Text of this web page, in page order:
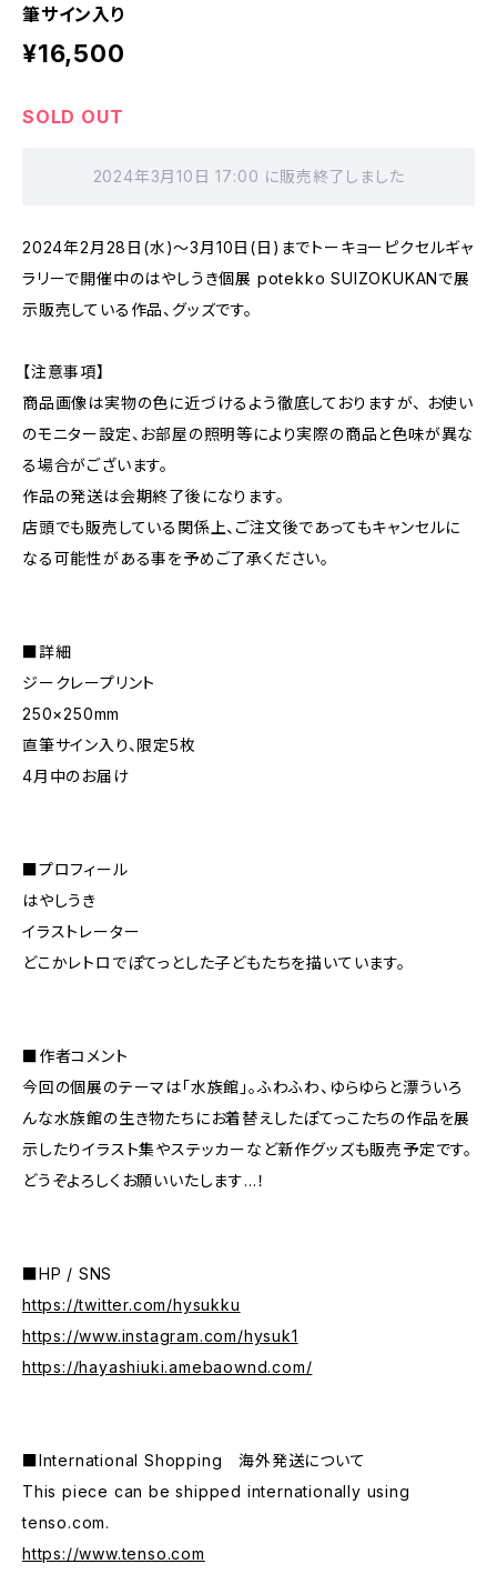
筆サイン入り
¥16,500
SOLD OUT
2024年3月10日 17:00 に販売終了しました
2024年2月28日(水)〜3月10日(日)までトーキョーピクセルギャ
ラリーで開催中のはやしうき個展 potekko SUIZOKUKANで展
示販売している作品、グッズです。
【注意事項】
商品画像は実物の色に近づけるよう徹底しておりますが、 お使い
のモニター設定、お部屋の照明等により実際の商品と色味が異な
る場合がございます。
作品の発送は会期終了後になります。
店頭でも販売している関係上、ご注文後であってもキャンセルに
なる可能性がある事を予めご了承ください。
■詳細
ジークレープリント
250×250mm
直筆サイン入り、限定5枚
4月中のお届け
■プロフィール
はやしうき
イラストレーター
どこかレトロでぽてっとした子どもたちを描いています。
■作者コメント
今回の個展のテーマは「水族館」。ふわふわ、ゆらゆらと漂ういろ
んな水族館の生き物たちにお着替えしたぽてっこたちの作品を展
示したりイラスト集やステッカーなど新作グッズも販売予定です。
どうぞよろしくお願いいたします…！
■HP / SNS
https://twitter.com/hysukku
https://www.instagram.com/hysuk1
https://hayashiuki.amebaownd.com/
■International Shopping 海外発送について
This piece can be shipped internationally using
tenso.com.
https://www.tenso.com